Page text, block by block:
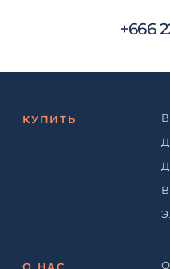
+666
КУПИТЬ